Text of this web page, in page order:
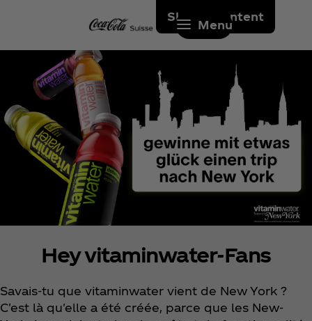
Skip to content
Menu
Hey vitaminwater-Fans
Savais-tu que vitaminwater vient de New York ?
C'est là qu'elle a été créée, parce que les New-